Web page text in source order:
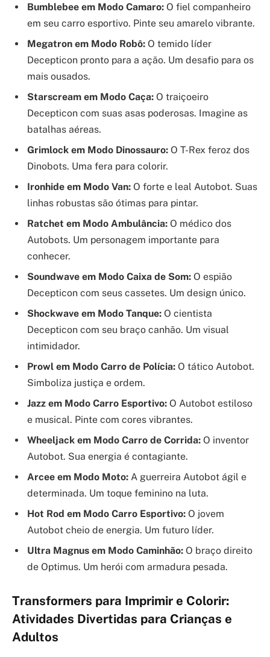
Bumblebee em Modo Camaro: O fiel companheiro
em seu carro esportivo. Pinte seu amarelo vibrante.
Megatron em Modo Robô: O temido líder
Decepticon pronto para a ação. Um desafio para os
mais ousados.
Starscream em Modo Caça: O traiçoeiro
Decepticon com suas asas poderosas. Imagine as
batalhas aéreas.
Grimlock em Modo Dinossauro: O T-Rex feroz dos
Dinobots. Uma fera para colorir.
Ironhide em Modo Van: O forte e leal Autobot. Suas
linhas robustas são ótimas para pintar.
Ratchet em Modo Ambulância: O médico dos
Autobots. Um personagem importante para
conhecer.
Soundwave em Modo Caixa de Som: O espião
Decepticon com seus cassetes. Um design único.
Shockwave em Modo Tanque: O cientista
Decepticon com seu braço canhão. Um visual
intimidador.
Prowl em Modo Carro de Polícia: O tático Autobot.
Simboliza justiça e ordem.
Jazz em Modo Carro Esportivo: O Autobot estiloso
e musical. Pinte com cores vibrantes.
Wheeljack em Modo Carro de Corrida: O inventor
Autobot. Sua energia é contagiante.
Arcee em Modo Moto: A guerreira Autobot ágil e
determinada. Um toque feminino na luta.
Hot Rod em Modo Carro Esportivo: O jovem
Autobot cheio de energia. Um futuro líder.
Ultra Magnus em Modo Caminhão: O braço direito
de Optimus. Um herói com armadura pesada.
Transformers para Imprimir e Colorir:
Atividades Divertidas para Crianças e
Adultos